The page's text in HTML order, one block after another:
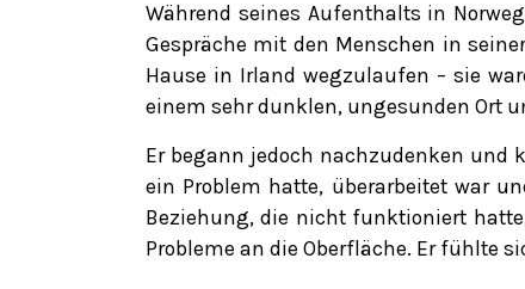
Während seines Aufenthalts in
Gespräche mit den Menschen in
Hause in Irland wegzulaufen – sie
einem sehr dunklen, ungesunden Ort
Er begann jedoch nachzudenken und
ein Problem hatte, überarbeitet war
Beziehung, die nicht funktioniert
Probleme an die Oberfläche. Er fühlte